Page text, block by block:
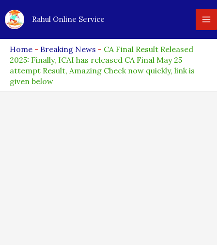
to
Rahul Online Service
Home - Breaking News - CA Final Result Released
2025: Finally, ICAI has released CA Final May 25
attempt Result, Amazing Check now quickly, link is
given below